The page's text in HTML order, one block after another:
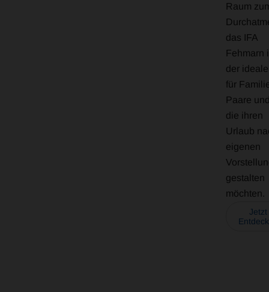
Raum
das IFA
Fehmarn
der
für
Paare
die ihren
Urlaub
eigenen
gestalten
möchten.
Jetzt